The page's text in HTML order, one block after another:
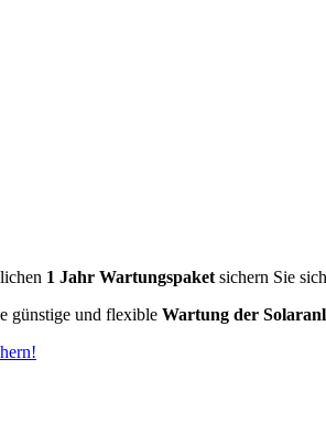
1 Jahr Wartungspaket sichern Sie
günstige und flexible Wartung der